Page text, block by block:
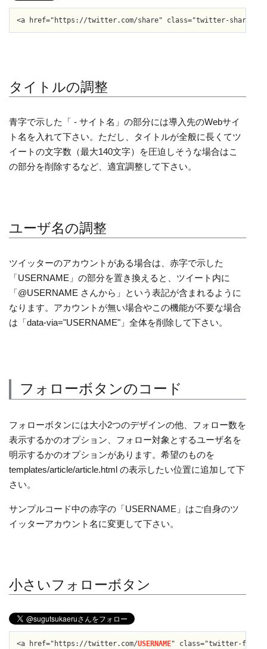
<a href="https://twitter.com/share" class="twitter-share-
タイトルの調整
青字で示した「 - サイト名」の部分には導入先のWebサイ
ト名を入れて下さい。ただし、タイトルが全般に長くてツ
イートの文字数（最大140文字）を圧迫しそうな場合はこ
の部分を削除するなど、適宜調整して下さい。
ユーザ名の調整
ツイッターのアカウントがある場合は、赤字で示した
「USERNAME」の部分を置き換えると、ツイート内に
「@USERNAME さんから」という表記が含まれるように
なります。アカウントが無い場合やこの機能が不要な場合
は「data-via="USERNAME"」全体を削除して下さい。
フォローボタンのコード
フォローボタンには大小2つのデザインの他、フォロー数を
表示するかのオプション、フォロー対象とするユーザ名を
明示するかのオプションがあります。希望のものを
templates/article/article.html の表示したい位置に追加して下
さい。
サンプルコード中の赤字の「USERNAME」はご自身のツ
イッターアカウント名に変更して下さい。
小さいフォローボタン
<a href="https://twitter.com/USERNAME" class="twitter-follow-